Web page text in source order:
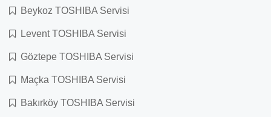
Beykoz TOSHIBA Servisi
Levent TOSHIBA Servisi
Göztepe TOSHIBA Servisi
Maçka TOSHIBA Servisi
Bakırköy TOSHIBA Servisi